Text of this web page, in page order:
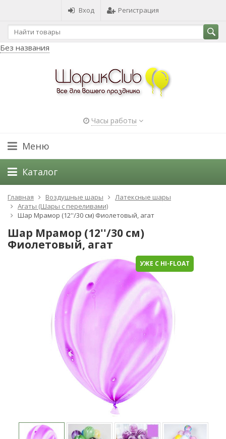
Вход Регистрация
Без названия
Часы работы
Меню
Каталог
Главная Воздушные шары
Латексные шары
Агаты (Шары с переливами)
Шар Мрамор (12''/30 см) Фиолетовый, агат
Шар Мрамор (12''/30 см)
Фиолетовый, агат
УЖЕ С HI-FLOAT